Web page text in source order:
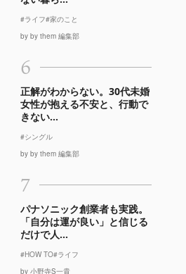
#ライフ#家のこと
by by them 編集部
6
正解がわからない。30代未婚
女性が抱える不安と、行動で
きない...
#シングル
by by them 編集部
7
パナソニック創業者も実践。
「自分は運が良い」と信じる
だけで人...
#HOW TO#ライフ
by 小野寺S一貴